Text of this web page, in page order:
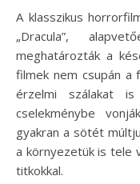
A klasszikus
„Dracula”,
meghatározták a
filmek nem csupán a
érzelmi szálakat
cselekménybe
gyakran a sötét
a környezetük is tele
titkokkal.